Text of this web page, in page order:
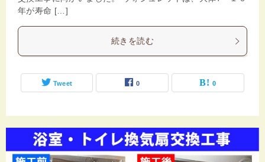
年が寿命 […]
続きを読む
Tweet 0 0